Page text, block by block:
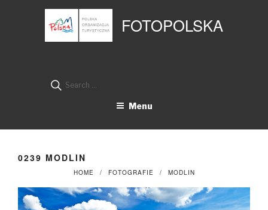
FOTOPOLSKA
Search
Menu
0239 MODLIN
HOME FOTOGRAFIE MODLIN
Panel zarządzania plikami cookies